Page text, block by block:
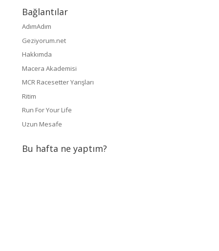
Bağlantılar
AdımAdım
Geziyorum.net
Hakkımda
Macera Akademisi
MCR Racesetter Yarışları
Ritim
Run For Your Life
Uzun Mesafe
Bu hafta ne yaptım?